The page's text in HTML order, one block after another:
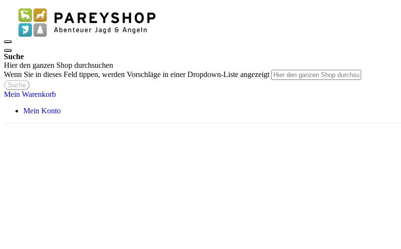
Suche
Hier den ganzen Shop durchsuchen
Wenn Sie in dieses Feld tippen, werden Vorschläge in einer Dropdown-Liste angezeigt
Suche
Mein Warenkorb
Mein Konto